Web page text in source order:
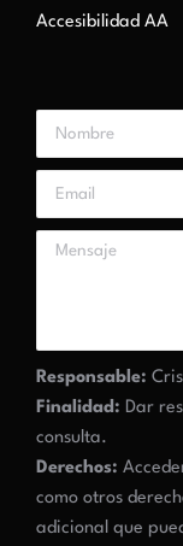
Accesibilidad AA
Responsable:
Finalidad: Dar
consulta.
Derechos:
como otros
adicional que